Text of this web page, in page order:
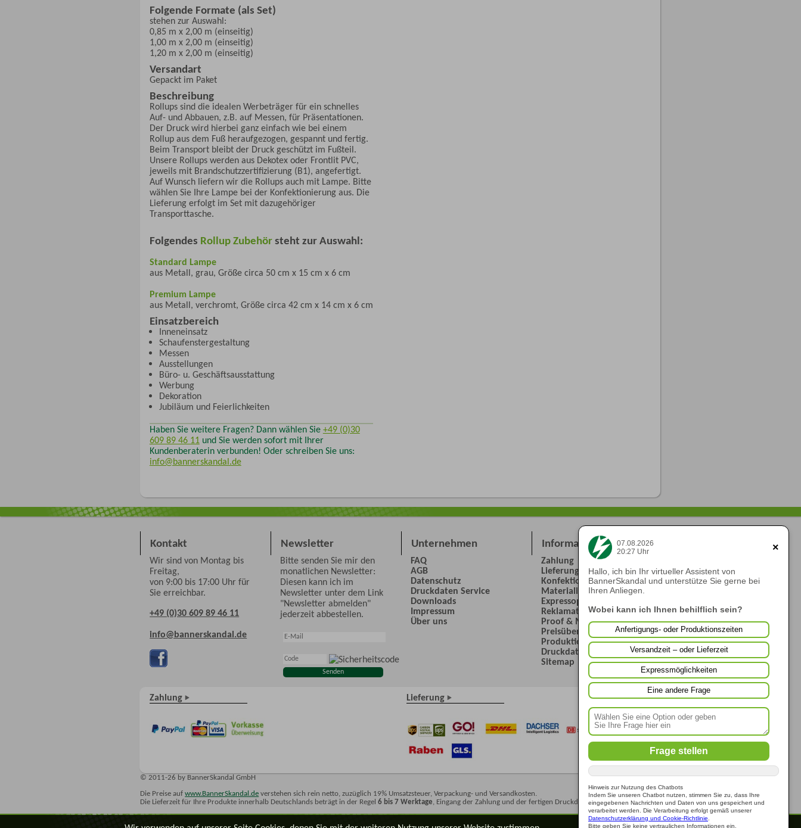
Folgende Formate (als Set)
stehen zur Auswahl:
0,85 m x 2,00 m (einseitig)
1,00 m x 2,00 m (einseitig)
1,20 m x 2,00 m (einseitig)
Versandart
Gepackt im Paket
Beschreibung
Rollups sind die idealen Werbeträger für ein schnelles
Auf- und Abbauen, z.B. auf Messen, für Präsentationen.
Der Druck wird hierbei ganz einfach wie bei einem
Rollup aus dem Fuß heraufgezogen, gespannt und fertig.
Beim Transport bleibt der Druck geschützt im Fußteil.
Unsere Rollups werden aus Dekotex oder Frontlit PVC,
jeweils mit Brandschutzzertifizierung (B1), angefertigt.
Auf Wunsch liefern wir die Rollups auch mit Lampe. Bitte
wählen Sie Ihre Lampe bei der Konfektionierung aus. Die
Lieferung erfolgt im Set mit dazugehöriger
Transporttasche.
Folgendes Rollup Zubehörsteht zur Auswahl:
Standard Lampe
aus Metall, grau, Größe circa 50 cm x 15 cm x 6 cm
Premium Lampe
aus Metall, verchromt, Größe circa 42 cm x 14 cm x 6 cm
Einsatzbereich
Inneneinsatz
Schaufenstergestaltung
Messen
Ausstellungen
Büro- u. Geschäftsausstattung
Werbung
Dekoration
Jubiläum und Feierlichkeiten
Haben Sie weitere Fragen? Dann wählen Sie +49 (0)30
609 89 46 11und Sie werden sofort mit Ihrer
Kundenberaterin verbunden! Oder schreiben Sie uns:
info@bannerskandal.de
07.08.2026
20:27 Uhr
×
Hallo, ich bin Ihr virtueller Assistent von
BannerSkandal und unterstütze Sie gerne bei
Ihren Anliegen.
Wobei kann ich Ihnen behilflich sein?
Anfertigungs- oder Produktionszeiten
Versandzeit – oder Lieferzeit
Expressmöglichkeiten
Eine andere Frage
Frage stellen
Hinweis zur Nutzung des Chatbots
Indem Sie unseren Chatbot nutzen, stimmen Sie zu, dass Ihre
eingegebenen Nachrichten und Daten von uns gespeichert und
verarbeitet werden. Die Verarbeitung erfolgt gemäß unserer
Datenschutzerklärung und Cookie-Richtlinie
Bitte geben Sie keine vertraulichen Informationen ein.
Kontakt
Wir sind von Montag bis
Freitag,
von 9:00 bis 17:00 Uhr für
Sie erreichbar.
+49 (0)30 609 89 46 11
info@bannerskandal.de
Newsletter
Bitte senden Sie mir den
monatlichen Newsletter:
Diesen kann ich im
Newsletter unter dem Link
"Newsletter abmelden"
jederzeit abbestellen.
Unternehmen
FAQ
AGB
Datenschutz
Druckdaten Service
Downloads
Impressum
Über uns
Informationen
Zahlung
Lieferung
Konfektionierungen
Materialien
Expressoptionen
Reklamation
Proof & Musterdruck
Preisübersicht
Produktionszeiten
Druckdaten
Sitemap
Zahlung Lieferung
© 2011-26 by BannerSkandal GmbH
Die Preise aufwww.BannerSkandal.de verstehen sich rein netto, zuzüglich 19% Umsatzsteuer, Verpackung- und Versandkosten.
Die Lieferzeit für Ihre Produkte innerhalb Deutschlands beträgt in der Regel6 bis 7 Werktage , Eingang der Zahlung und der fertigen Druckdateien.